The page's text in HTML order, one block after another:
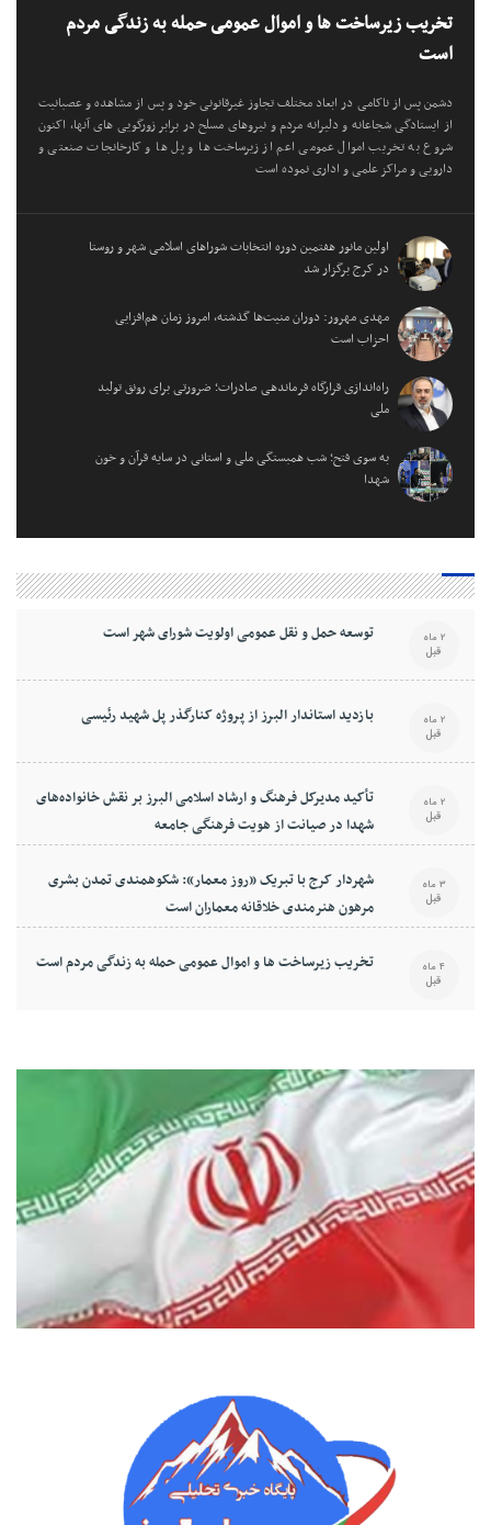
تخریب زیرساخت ها و اموال عمومی حمله به زندگی مردم
است
دشمن پس از ناکامی در ابعاد مختلف تجاوز غیرقانونی خود و پس از مشاهده و عصبانیت
از ایستادگی شجاعانه و دلیرانه مردم و نیروهای مسلح در برابر زورگویی های آنها، اکنون
شروع به تخریب اموال عمومی اعم از زیرساخت ها و پل ها و کارخانجات صنعتی و
دارویی و مراکز علمی و اداری نموده است
اولین مانور هفتمین دوره انتخابات شوراهای اسلامی شهر و روستا
در کرج برگزار شد
مهدی مهرور: دوران منیت‌ها گذشته، امروز زمان هم‌افزایی
احزاب است
راه‌اندازی قرارگاه فرماندهی صادرات؛ ضرورتی برای رونق تولید
ملی
به سوی فتح؛ شب همبستگی ملی و استانی در سایه قرآن و خون
شهدا
توسعه حمل و نقل عمومی اولویت شورای شهر است 2 ماه
قبل
بازدید استاندار البرز از پروژه کنارگذر پل شهید رئیسی 2 ماه
قبل
تأکید مدیرکل فرهنگ و ارشاد اسلامی البرز بر نقش خانواده‌های
شهدا در صیانت از هویت فرهنگی جامعه
2 ماه
قبل
شهردار کرج با تبریک «روز معمار»: شکوهمندی تمدن بشری
مرهون هنرمندی خلاقانه معماران است
3 ماه
قبل
تخریب زیرساخت ها و اموال عمومی حمله به زندگی مردم است 4 ماه
قبل